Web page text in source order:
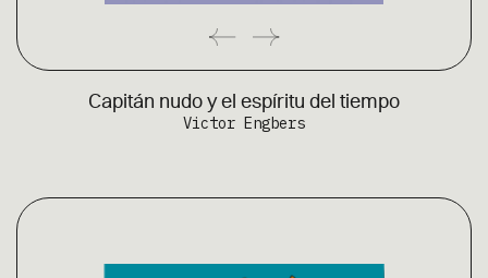
Capitán nudo y el espíritu del tiempo
Victor Engbers